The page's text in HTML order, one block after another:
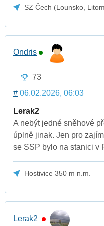
SZ Čech (Lounsko,
Ondris
73
# 06.02.2026, 06:03
Lerak2
A nebýt jedné sněhové
úplně jinak. Jen pro
se SSP bylo na stanici v
Hostivice 350 m n.m.
Lerak2